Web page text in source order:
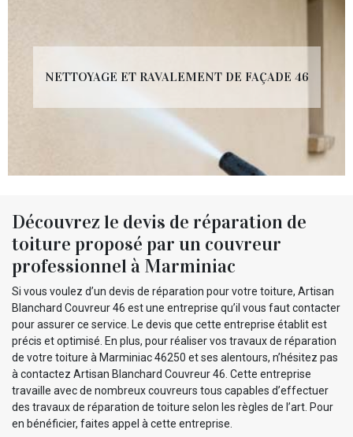
NETTOYAGE ET RAVALEMENT DE FAÇADE 46
Découvrez le devis de réparation de
toiture proposé par un couvreur
professionnel à Marminiac
Si vous voulez d’un devis de réparation pour votre toiture, Artisan
Blanchard Couvreur 46 est une entreprise qu’il vous faut contacter
pour assurer ce service. Le devis que cette entreprise établit est
précis et optimisé. En plus, pour réaliser vos travaux de réparation
de votre toiture à Marminiac 46250 et ses alentours, n’hésitez pas
à contactez Artisan Blanchard Couvreur 46. Cette entreprise
travaille avec de nombreux couvreurs tous capables d’effectuer
des travaux de réparation de toiture selon les règles de l’art. Pour
en bénéficier, faites appel à cette entreprise.